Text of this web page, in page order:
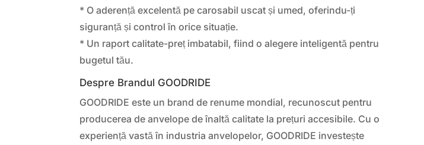
* O aderență excelentă pe carosabil uscat și umed, oferindu-ți
siguranță și control în orice situație.
* Un raport calitate-preț imbatabil, fiind o alegere inteligentă pentru
bugetul tău.
Despre Brandul GOODRIDE
GOODRIDE este un brand de renume mondial, recunoscut pentru
producerea de anvelope de înaltă calitate la prețuri accesibile. Cu o
experiență vastă în industria anvelopelor, GOODRIDE investește